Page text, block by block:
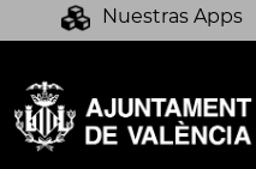
Nuestras Apps